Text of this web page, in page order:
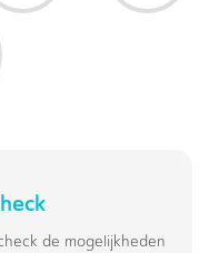
de mogelijkheden